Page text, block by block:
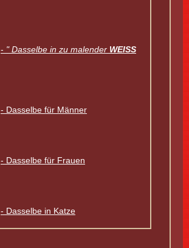
- " Dasselbe in zu malender WEISS
- Dasselbe für Männer
- Dasselbe für Frauen
- Dasselbe in Katze